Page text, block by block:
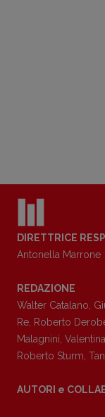
DIRETTRICE
Antonella Marrone
REDAZIONE
Walter Catalano
Re Roberto
Malagnini
Roberto Sturm
AUTORI e